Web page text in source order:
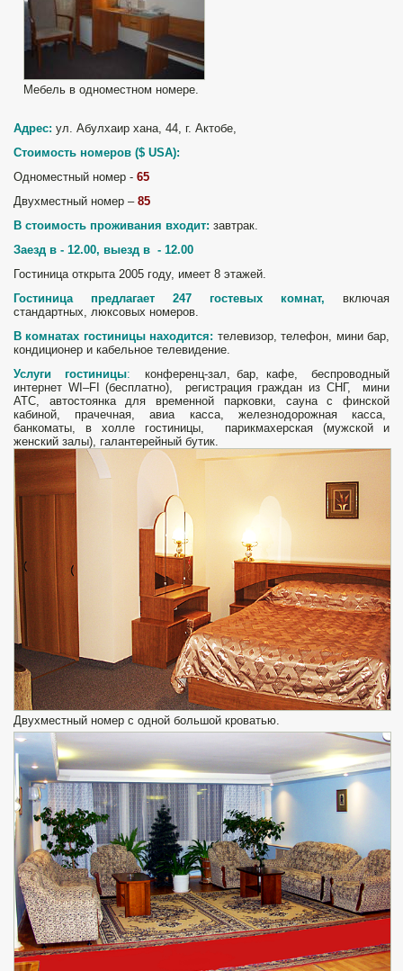
Мебель в одноместном номере.
Адрес: ул. Абулхаир хана, 44, г. Актобе,
Стоимость номеров ($ USA):
Одноместный номер - 65
Двухместный номер – 85
В стоимость проживания входит: завтрак.
Заезд в - 12.00, выезд в - 12.00
Гостиница открыта 2005 году, имеет 8 этажей.
Гостиница предлагает 247 гостевых комнат, включая
стандартных, люксовых номеров.
В комнатах гостиницы находится: телевизор, телефон, мини бар,
кондиционер и кабельное телевидение.
Услуги
гостиницы: конференц-зал, бар, кафе, беспроводный
интернет WI–FI (бесплатно), регистрация граждан из СНГ, мини
АТС, автостоянка для временной парковки, сауна с финской
кабиной, прачечная, авиа касса, железнодорожная касса,
банкоматы, в холле гостиницы, парикмахерская (мужской и
женский залы), галантерейный бутик.
Двухместный номер с одной большой кроватью.